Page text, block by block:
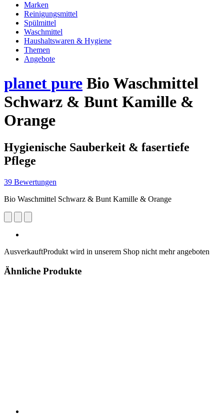
Marken
Reinigungsmittel
Spülmittel
Waschmittel
Haushaltswaren & Hygiene
Themen
Angebote
planet pure Bio Waschmittel
Schwarz & Bunt Kamille &
Orange
Hygienische Sauberkeit & fasertiefe
Pflege
39 Bewertungen
Bio Waschmittel Schwarz & Bunt Kamille & Orange
AusverkauftProdukt wird in unserem Shop nicht mehr angeboten
Ähnliche Produkte